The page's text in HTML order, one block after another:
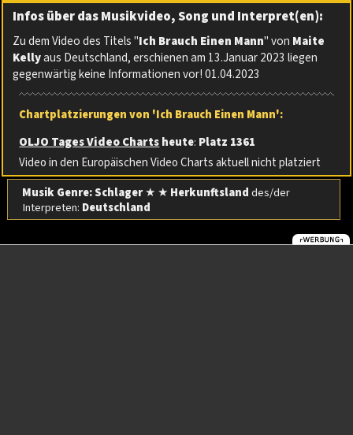
Infos über das Musikvideo, Song und Interpret(en):
Zu dem Video des Titels "Ich Brauch Einen Mann" von Maite
Kellyaus Deutschland, erschienen am 13.Januar 2023 liegen
gegenwärtig keine Informationen vor! 01.04.2023
Chartplatzierungen von 'Ich Brauch Einen Mann':
OLJO Tages Video Chartsheute: Platz 1361
Video in den Europäischen Video Charts aktuell nicht platziert
Musik Genre: Schlager★ ★ Herkunftslanddes/der
Interpreten: Deutschland